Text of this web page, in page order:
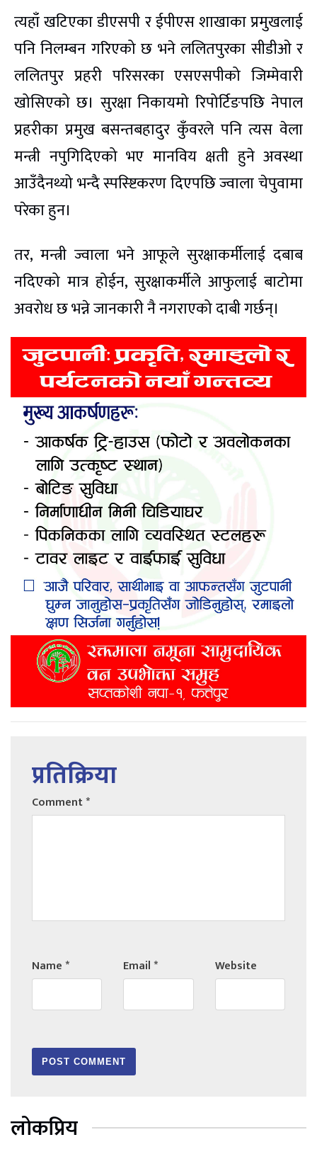
त्यहाँ खटिएका डीएसपी र ईपीएस शाखाका प्रमुखलाई
पनि निलम्बन गरिएको छ भने ललितपुरका सीडीओ र
ललितपुर प्रहरी परिसरका एसएसपीको जिम्मेवारी
खोसिएको छ। सुरक्षा निकायमो रिपोर्टिङपछि नेपाल
प्रहरीका प्रमुख बसन्तबहादुर कुँवरले पनि त्यस वेला
मन्त्री नपुगिदिएको भए मानविय क्षती हुने अवस्था
आउँदैनथ्यो भन्दै स्पस्ष्टिकरण दिएपछि ज्वाला चेपुवामा
परेका हुन।
तर, मन्त्री ज्वाला भने आफूले सुरक्षाकर्मीलाई दबाब
नदिएको मात्र होईन, सुरक्षाकर्मीले आफुलाई बाटोमा
अवरोध छ भन्ने जानकारी नै नगराएको दाबी गर्छन्।
प्रतिक्रिया
Comment*
Name* Email* Website
लोकप्रिय